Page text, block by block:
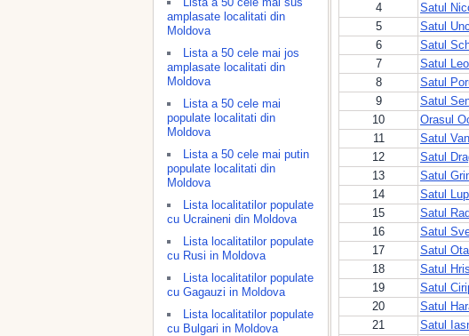
amplasate localitati din
Moldova
Lista a 50 cele mai jos
amplasate localitati din
Moldova
Lista a 50 cele mai
populate localitati din
Moldova
Lista a 50 cele mai putin
populate localitati din
Moldova
Lista localitatilor populate
cu Ucraineni din Moldova
Lista localitatilor populate
cu Rusi in Moldova
Lista localitatilor populate
cu Gagauzi in Moldova
Lista localitatilor populate
cu Bulgari in Moldova
4
Satul
5
Satul
6
Satul
7
Satul
8
Satul
9
Satul
10
Orasul
11
Satul
12
Satul
13
Satul
14
Satul
15
Satul
16
Satul
17
Satul
18
Satul
19
Satul
20
Satul
21
Satul